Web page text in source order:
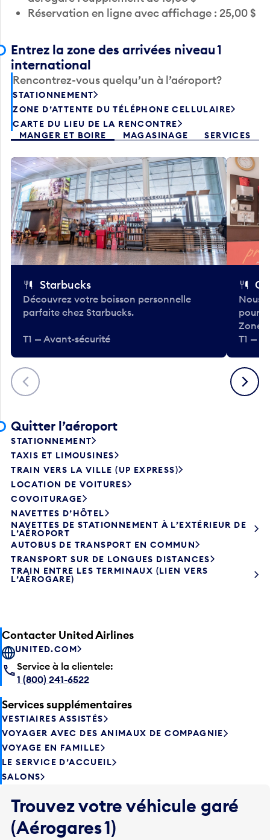
Réservation en ligne avec affichage : 25,00 $
Entrez la zone des arrivées niveau 1
international
Rencontrez-vous quelqu’un à l’aéroport?
STATIONNEMENT
ZONE D’ATTENTE DU TÉLÉPHONE CELLULAIRE
CARTE DU LIEU DE LA RENCONTRE
MANGER ET BOIRE
MAGASINAGE SERVICES
Précédent
Starbucks
Découvrez votre boisson personnelle
parfaite chez Starbucks.
T1 — Avant-sécurité
Nous
pour
Zone.
T1 —
Suivant
Quitter l’aéroport
STATIONNEMENT
TAXIS ET LIMOUSINES
TRAIN VERS LA VILLE (UP EXPRESS)
LOCATION DE VOITURES
COVOITURAGE
NAVETTES D’HÔTEL
NAVETTES DE STATIONNEMENT À L’EXTÉRIEUR DE
L’AÉROPORT
AUTOBUS DE TRANSPORT EN COMMUN
TRANSPORT SUR DE LONGUES DISTANCES
TRAIN ENTRE LES TERMINAUX (LIEN VERS
L’AÉROGARE)
Contacter United Airlines
UNITED.COM
Service à la clientele:
1 (800) 241-6522
Services supplémentaires
VESTIAIRES ASSISTÉS
VOYAGER AVEC DES ANIMAUX DE COMPAGNIE
VOYAGE EN FAMILLE
LE SERVICE D’ACCUEIL
SALONS
Trouvez votre véhicule garé
(Aérogares 1)